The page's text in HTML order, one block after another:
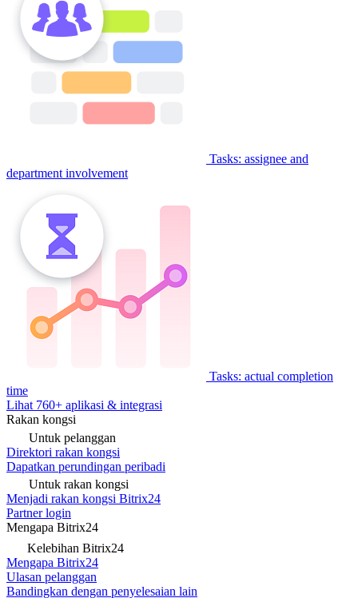
Tasks: assignee and
department involvement
Tasks: actual completion
time
Lihat 760+ aplikasi & integrasi
Rakan kongsi
Untuk pelanggan
Direktori rakan kongsi
Dapatkan perundingan peribadi
Untuk rakan kongsi
Menjadi rakan kongsi Bitrix24
Partner login
Mengapa Bitrix24
Kelebihan Bitrix24
Mengapa Bitrix24
Ulasan pelanggan
Bandingkan dengan penyelesaian lain